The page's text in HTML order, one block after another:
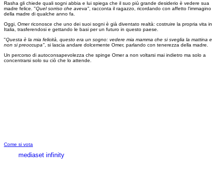
Rasha gli chiede quali sogni abbia e lui spiega che il suo più grande desiderio è vedere sua
madre felice. "Quel sorriso che aveva", racconta il ragazzo, ricordando con affetto l'immagino
della madre di qualche anno fa.
Oggi, Omer riconosce che uno dei suoi sogni è già diventato realtà: costruire la propria vita in
Italia, trasferendosi e gettando le basi per un futuro in questo paese.
"Questa è la mia felicità, questo era un sogno: vedere mia mamma che si sveglia la mattina e
non si preoccupa", si lascia andare dolcemente Omer, parlando con tenerezza della madre.
Un percorso di autoconsapevolezza che spinge Omer a non voltarsi mai indietro ma solo a
concentrarsi solo su ciò che lo attende.
Come si vota
mediaset infinity